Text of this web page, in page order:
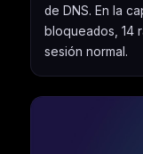
de DNS. En la
bloqueados, 14
sesión normal.